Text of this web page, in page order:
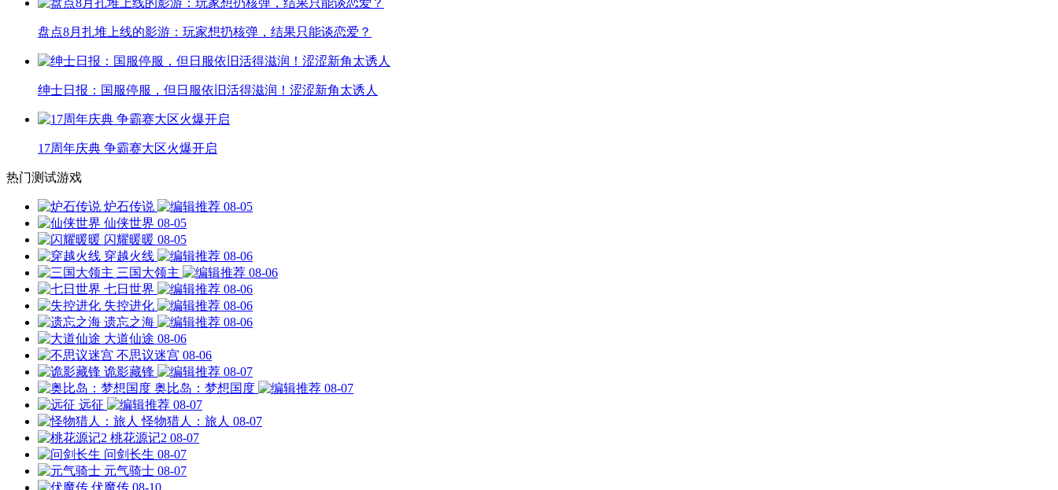
盘点8月扎堆上线的影游：玩家想扔核弹，结果只能谈恋爱？
绅士日报：国服停服，但日服依旧活得滋润！涩涩新角太诱人
17周年庆典 争霸赛大区火爆开启
热门测试游戏
炉石传说
08-05
仙侠世界 08-05
闪耀暖暖 08-05
穿越火线
08-06
三国大领主
08-06
七日世界
08-06
失控进化
08-06
遗忘之海
08-06
大道仙途 08-06
不思议迷宫 08-06
诡影藏锋
08-07
奥比岛：梦想国度
08-07
远征
08-07
怪物猎人：旅人 08-07
桃花源记2 08-07
问剑长生 08-07
元气骑士 08-07